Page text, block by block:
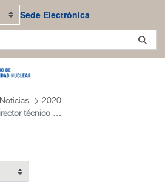
Sede Electrónica
Noticias
2020
Rafael Cid, nombrado director técnico de Seguridad Nuclear del CSN